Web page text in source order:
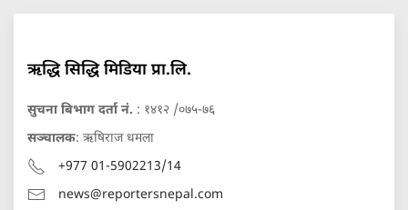
ऋद्धि सिद्धि मिडिया प्रा.लि.
सुचना बिभाग दर्ता नं. : १४१२ /०७५-७६
सञ्चालक: ऋषिराज धमला
+977 01-5902213/14
news@reportersnepal.com